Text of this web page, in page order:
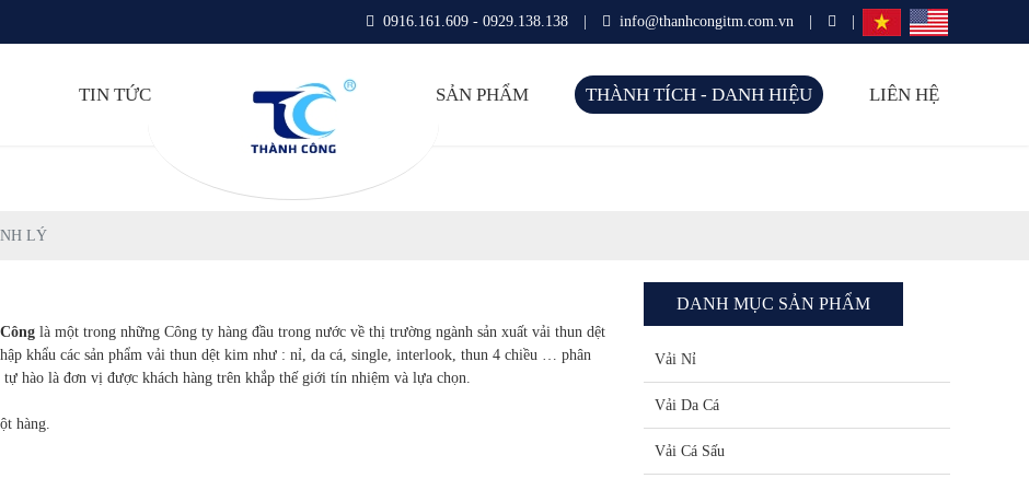
0916.161.609 - 0929.138.138 info@thanhcongitm.com.vn
TIN TỨC SẢN PHẨM THÀNH TÍCH - DANH HIỆU LIÊN HỆ
LÝ
là một trong những Công ty hàng đầu trong nước về thị trường ngành sản xuất vải thun dệt
khẩu các sản phẩm vải thun dệt kim như : nỉ, da cá, single, interlook, thun 4 chiều … phân
hào là đơn vị được khách hàng trên khắp thế giới tín nhiệm và lựa chọn.
hàng.
DANH MỤC SẢN PHẨM
Vải Nỉ
Vải Da Cá
Vải Cá Sấu